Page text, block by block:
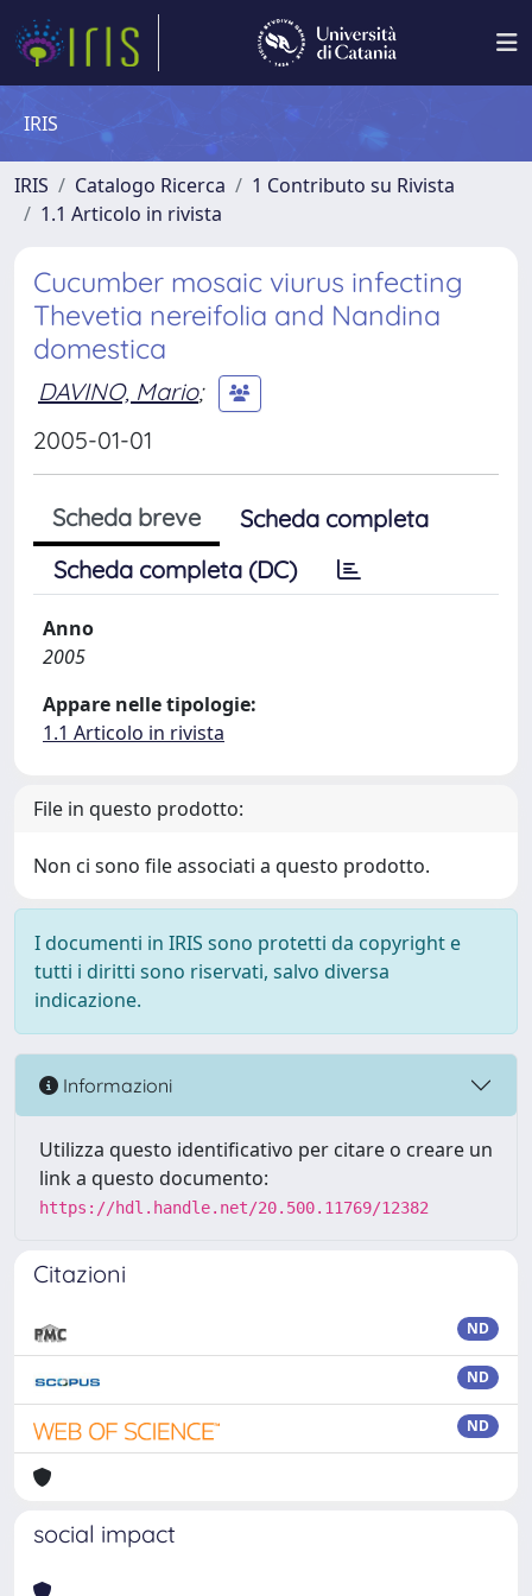
IRIS
IRIS Catalogo Ricerca
1 Contributo su Rivista
1.1 Articolo in rivista
Cucumber mosaic viurus infecting
Thevetia nereifolia and Nandina
domestica
DAVINO, Mario;
2005-01-01
Scheda breve
Scheda completa
Scheda completa (DC)
Anno
2005
Appare nelle tipologie:
1.1 Articolo in rivista
File in questo prodotto:
Non ci sono file associati a questo prodotto.
I documenti in IRIS sono protetti da copyright e
tutti i diritti sono riservati, salvo diversa
indicazione.
Informazioni
Utilizza questo identificativo per citare o creare un
link a questo documento:
https://hdl.handle.net/20.500.11769/12382
Citazioni
ND
ND
ND
social impact